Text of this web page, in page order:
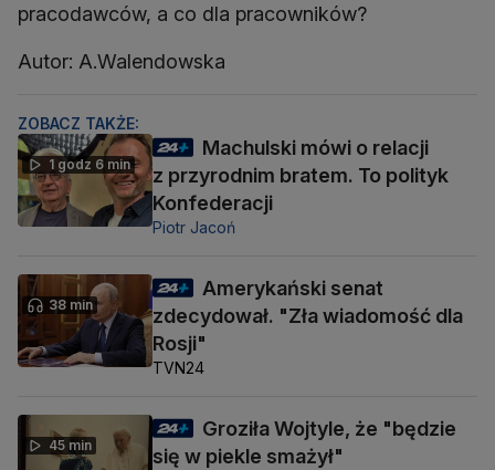
pracodawców, a co dla pracowników?
Autor: A.Walendowska
ZOBACZ TAKŻE:
1 godz 6 min
Machulski mówi o relacji
z przyrodnim bratem. To polityk
Konfederacji
Piotr Jacoń
38 min
Amerykański senat
zdecydował. "Zła wiadomość dla
Rosji"
TVN24
45 min
Groziła Wojtyle, że "będzie
się w piekle smażył"